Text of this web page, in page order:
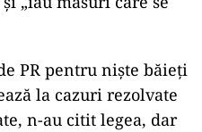
PR pentru niște băieți
la cazuri rezolvate
n-au citit legea, dar